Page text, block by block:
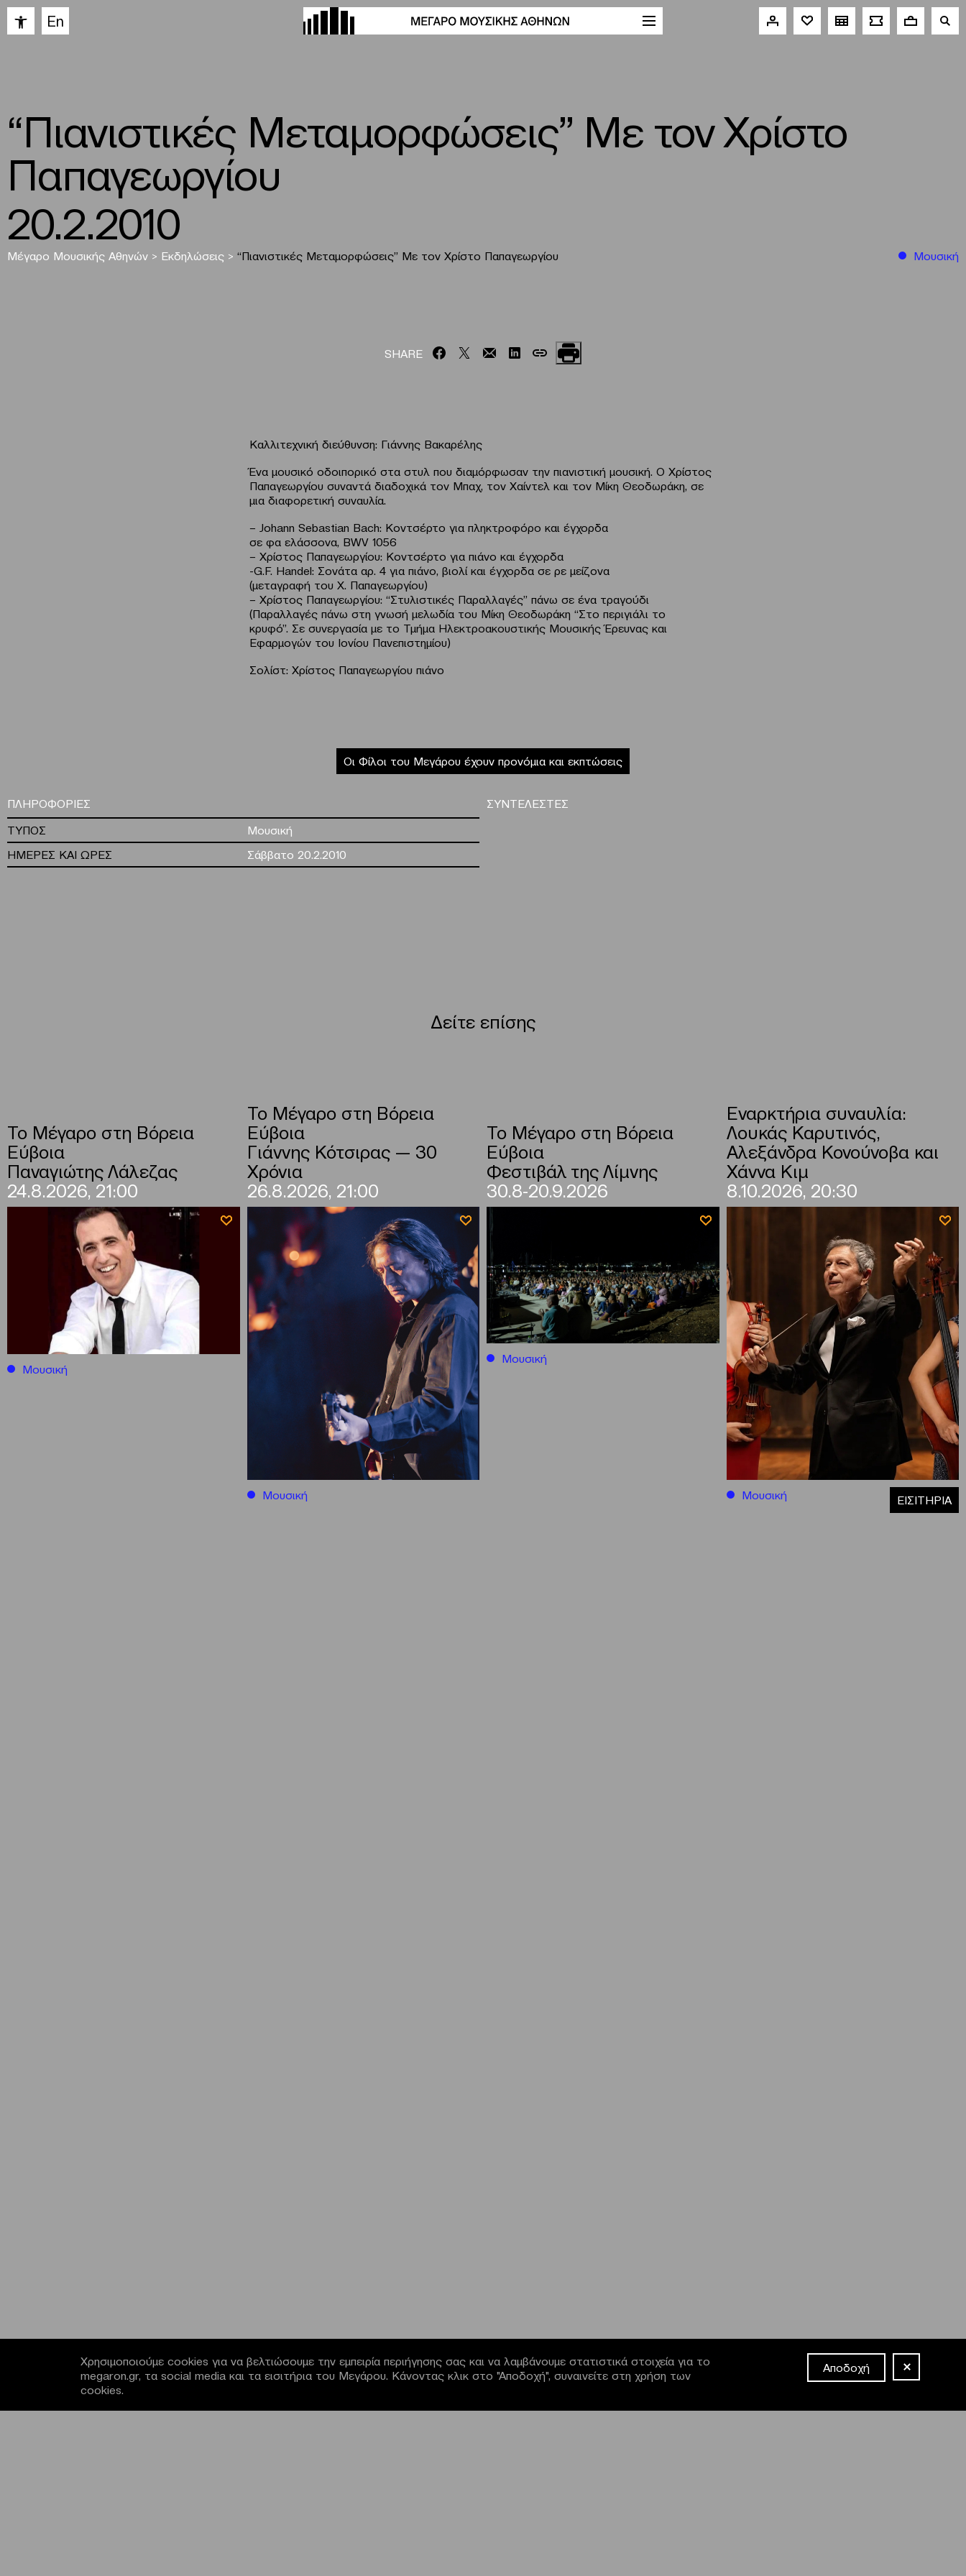
Ανοίξτε τη γραμμή εργαλείων
En
“Πιανιστικές Μεταμορφώσεις” Με τον Χρίστο
Παπαγεωργίου
20.2.2010
Μέγαρο Μουσικής Αθηνών > Εκδηλώσεις > “Πιανιστικές Μεταμορφώσεις” Με τον Χρίστο Παπαγεωργίου Μουσική
SHARE
Καλλιτεχνική διεύθυνση: Γιάννης Βακαρέλης
Ένα μουσικό οδοιπορικό στα στυλ που διαμόρφωσαν την πιανιστική μουσική. Ο Χρίστος
Παπαγεωργίου συναντά διαδοχικά τον Μπαχ, τον Χαίντελ και τον Μίκη Θεοδωράκη, σε
μια διαφορετική συναυλία.
– Johann Sebastian Bach: Κοντσέρτο για πληκτροφόρο και έγχορδα
σε φα ελάσσονα, BWV 1056
– Χρίστος Παπαγεωργίου: Κοντσέρτο για πιάνο και έγχορδα
-G.F. Handel: Σονάτα αρ. 4 για πιάνο, βιολί και έγχορδα σε ρε μείζονα
(μεταγραφή του X. Παπαγεωργίου)
– Χρίστος Παπαγεωργίου: “Στυλιστικές Παραλλαγές” πάνω σε ένα τραγούδι
(Παραλλαγές πάνω στη γνωσή μελωδία του Μίκη Θεοδωράκη “Στο περιγιάλι το
κρυφό”. Σε συνεργασία με το Τμήμα Ηλεκτροακουστικής Μουσικής Έρευνας και
Εφαρμογών του Ιονίου Πανεπιστημίου)
Σολίστ: Χρίστος Παπαγεωργίου πιάνο
Οι Φίλοι του Μεγάρου έχουν προνόμια και εκπτώσεις
ΠΛΗΡΟΦΟΡΙΕΣ
ΤΥΠΟΣ
Μουσική
ΗΜΕΡΕΣ ΚΑΙ ΩΡΕΣ
Σάββατο 20.2.2010
ΣΥΝΤΕΛΕΣΤΕΣ
Δείτε επίσης
Το Μέγαρο στη Βόρεια
Εύβοια
Παναγιώτης Λάλεζας
24.8.2026, 21:00
Μουσική
Το Μέγαρο στη Βόρεια
Εύβοια
Γιάννης Κότσιρας — 30
Χρόνια
26.8.2026, 21:00
Μουσική
Το Μέγαρο στη Βόρεια
Εύβοια
Φεστιβάλ της Λίμνης
30.8-20.9.2026
Μουσική
Εναρκτήρια συναυλία:
Λουκάς Καρυτινός,
Αλεξάνδρα Κονούνοβα και
Χάννα Κιμ
8.10.2026, 20:30
Μουσική ΕΙΣΙΤΗΡΙΑ
Χρησιμοποιούμε cookies για να βελτιώσουμε την εμπειρία περιήγησης σας και να λαμβάνουμε στατιστικά στοιχεία για το
megaron.gr, τα social media και τα εισιτήρια του Μεγάρου. Κάνοντας κλικ στο "Αποδοχή", συναινείτε στη χρήση των
cookies.
Αποδοχή